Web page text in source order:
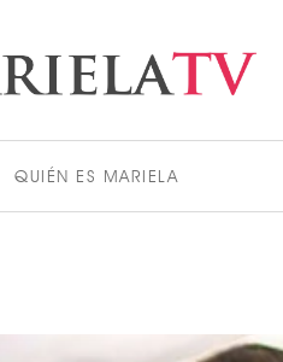
QUIÉN ES MARIELA